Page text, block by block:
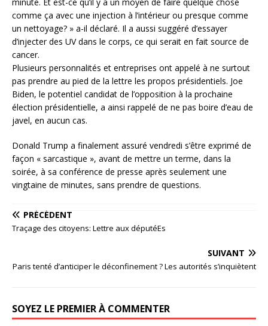
minute. Et est-ce qu’il y a un moyen de faire quelque chose
comme ça avec une injection à l’intérieur ou presque comme
un nettoyage? » a-il déclaré. Il a aussi suggéré d’essayer
d’injecter des UV dans le corps, ce qui serait en fait source de
cancer.
Plusieurs personnalités et entreprises ont appelé à ne surtout
pas prendre au pied de la lettre les propos présidentiels. Joe
Biden, le potentiel candidat de l’opposition à la prochaine
élection présidentielle, a ainsi rappelé de ne pas boire d’eau de
javel, en aucun cas.
Donald Trump a finalement assuré vendredi s’être exprimé de
façon « sarcastique », avant de mettre un terme, dans la
soirée, à sa conférence de presse après seulement une
vingtaine de minutes, sans prendre de questions.
PRÉCÉDENT
Traçage des citoyens: Lettre aux députéEs
SUIVANT
Paris tenté d’anticiper le déconfinement ? Les autorités s’inquiètent
SOYEZ LE PREMIER À COMMENTER